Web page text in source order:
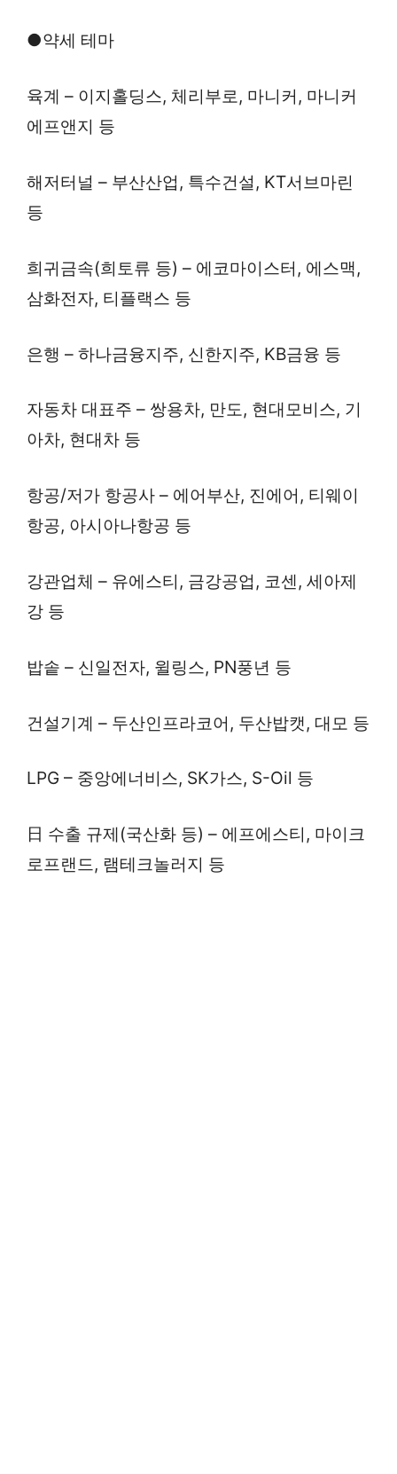
●약세 테마
육계 – 이지홀딩스, 체리부로, 마니커, 마니커
에프앤지 등
해저터널 – 부산산업, 특수건설, KT서브마린
등
희귀금속(희토류 등) – 에코마이스터, 에스맥,
삼화전자, 티플랙스 등
은행 – 하나금융지주, 신한지주, KB금융 등
자동차 대표주 – 쌍용차, 만도, 현대모비스, 기
아차, 현대차 등
항공/저가 항공사 – 에어부산, 진에어, 티웨이
항공, 아시아나항공 등
강관업체 – 유에스티, 금강공업, 코센, 세아제
강 등
밥솥 – 신일전자, 윌링스, PN풍년 등
건설기계 – 두산인프라코어, 두산밥캣, 대모 등
LPG – 중앙에너비스, SK가스, S-Oil 등
日 수출 규제(국산화 등) – 에프에스티, 마이크
로프랜드, 램테크놀러지 등